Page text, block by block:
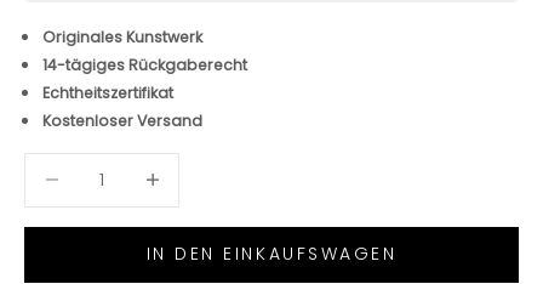
Originales Kunstwerk
14-tägiges Rückgaberecht
Echtheitszertifikat
Kostenloser Versand
IN DEN EINKAUFSWAGEN